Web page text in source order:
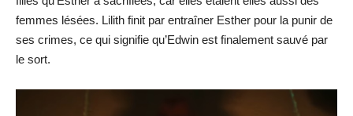
femmes lésées. Lilith finit par entraîner Esther pour la punir de
ses crimes, ce qui signifie qu’Edwin est finalement sauvé par
le sort.